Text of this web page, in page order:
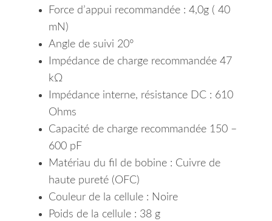
Force d’appui recommandée : 4,0g ( 40
mN)
Angle de suivi 20°
Impédance de charge recommandée 47
kΩ
Impédance interne, résistance DC : 610
Ohms
Capacité de charge recommandée 150 –
600 pF
Matériau du fil de bobine : Cuivre de
haute pureté (OFC)
Couleur de la cellule : Noire
Poids de la cellule : 38 g